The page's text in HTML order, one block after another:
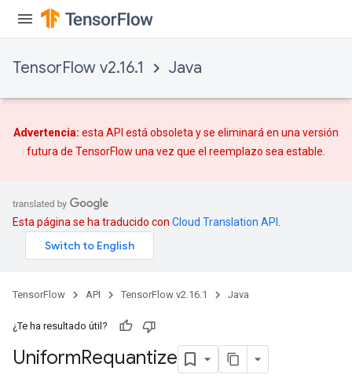
TensorFlow v2.16.1 Java
Advertencia: esta API está obsoleta y se eliminará en una versión
futura de TensorFlow una vez que el reemplazo sea estable.
Esta página se ha traducido con Cloud Translation API
TensorFlow API TensorFlow v2.16.1 Java
¿Te ha resultado útil?
UniformRequantize